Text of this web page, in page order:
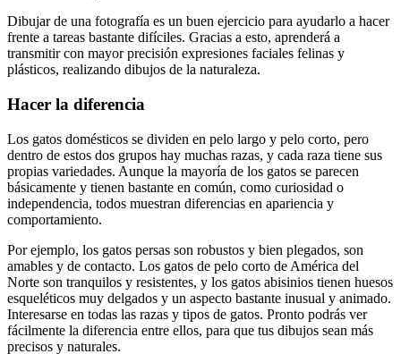
Dibujar de una fotografía es un buen ejercicio para ayudarlo a hacer
frente a tareas bastante difíciles. Gracias a esto, aprenderá a
transmitir con mayor precisión expresiones faciales felinas y
plásticos, realizando dibujos de la naturaleza.
Hacer la diferencia
Los gatos domésticos se dividen en pelo largo y pelo corto, pero
dentro de estos dos grupos hay muchas razas, y cada raza tiene sus
propias variedades. Aunque la mayoría de los gatos se parecen
básicamente y tienen bastante en común, como curiosidad o
independencia, todos muestran diferencias en apariencia y
comportamiento.
Por ejemplo, los gatos persas son robustos y bien plegados, son
amables y de contacto. Los gatos de pelo corto de América del
Norte son tranquilos y resistentes, y los gatos abisinios tienen huesos
esqueléticos muy delgados y un aspecto bastante inusual y animado.
Interesarse en todas las razas y tipos de gatos. Pronto podrás ver
fácilmente la diferencia entre ellos, para que tus dibujos sean más
precisos y naturales.